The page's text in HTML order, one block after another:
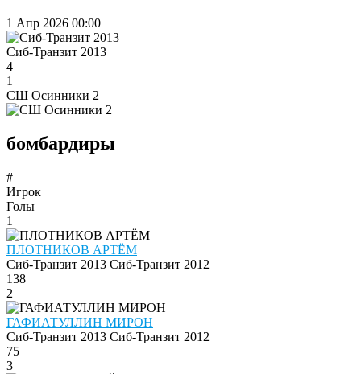
1 Апр 2026 00:00
Сиб-Транзит 2013
4
1
СШ Осинники 2
бомбардиры
#
Игрок
Голы
1
ПЛОТНИКОВ АРТЁМ
Сиб-Транзит 2013 Сиб-Транзит 2012
138
2
ГАФИАТУЛЛИН МИРОН
Сиб-Транзит 2013 Сиб-Транзит 2012
75
3